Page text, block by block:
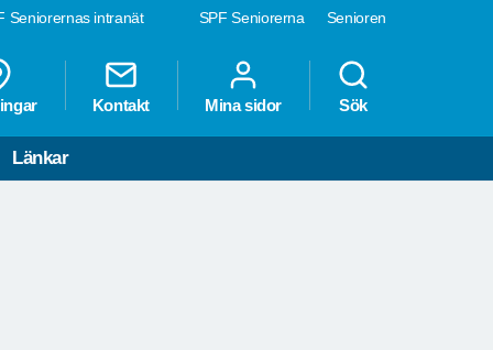
SPF Seniorerna Senioren
Seniorernas intranät
Kontakt Mina sidor Sök
Länkar